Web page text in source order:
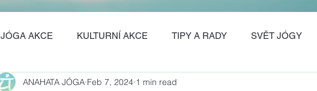
JÓGA AKCE KULTURNÍ AKCE TIPY A RADY SVĚT JÓGY
ANAHATA JÓGA Feb 7, 2024 1 min read